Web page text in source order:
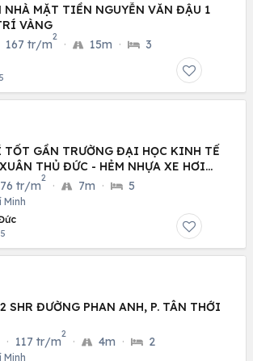
NHÀ MẶT TIỀN NGUYỄN VĂN ĐẬU 1
VÀNG
167 tr/m
2
· 15m · 3
GẦN TRƯỜNG ĐẠI HỌC KINH TẾ
THỦ ĐỨC - HẺM NHỰA XE HƠI
76 tr/m
2
· 7m · 5
Minh
SHR ĐƯỜNG PHAN ANH, P. TÂN THỚI
· 117 tr/m
2
· 4m · 2
Minh